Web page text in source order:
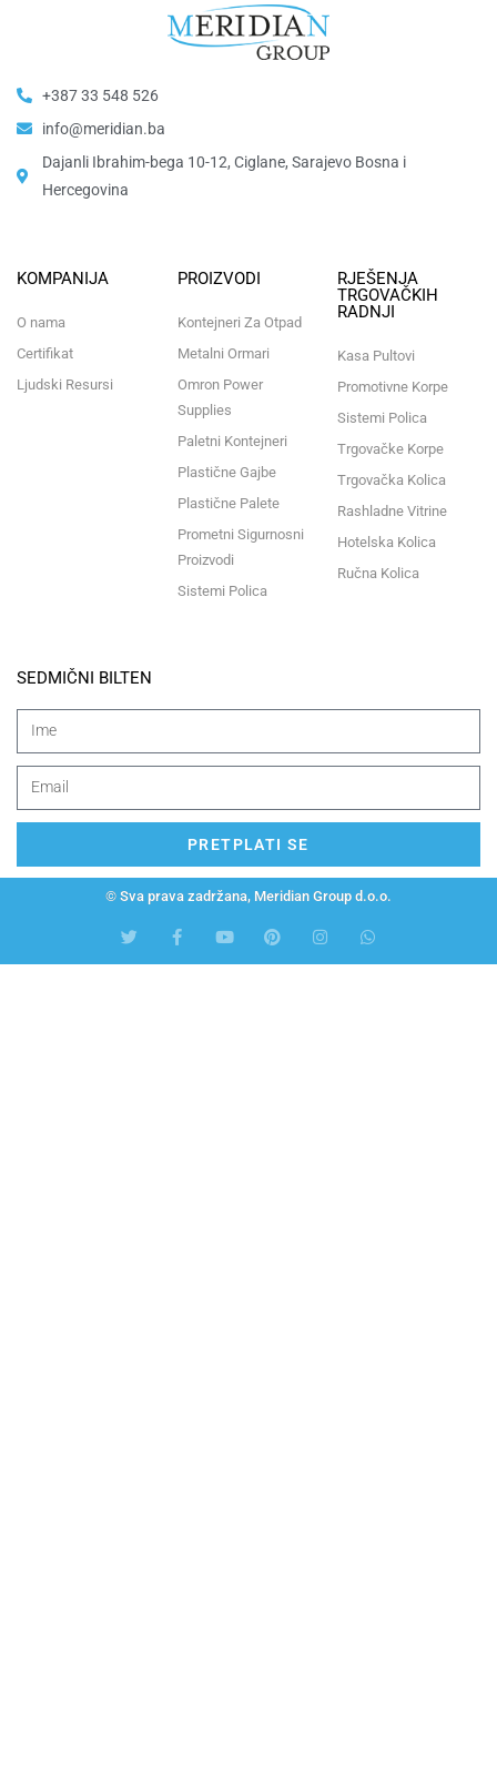
+387 33 548 526
info@meridian.ba
Dajanli Ibrahim-bega 10-12, Ciglane, Sarajevo Bosna i
Hercegovina​
KOMPANIJA
O nama
Certifikat
Ljudski Resursi
PROIZVODI
Kontejneri Za Otpad
Metalni Ormari
Omron Power
Supplies
Paletni Kontejneri
Plastične Gajbe
Plastične Palete
Prometni Sigurnosni
Proizvodi
Sistemi Polica
RJEŠENJA
TRGOVAČKIH
RADNJI
Kasa Pultovi
Promotivne Korpe
Sistemi Polica
Trgovačke Korpe
Trgovačka Kolica
Rashladne Vitrine
Hotelska Kolica
Ručna Kolica
SEDMIČNI BILTEN
PRETPLATI SE
© Sva prava zadržana, Meridian Group d.o.o.